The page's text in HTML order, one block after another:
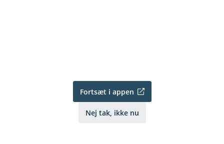
Fortsæt i appen
Nej tak, ikke nu